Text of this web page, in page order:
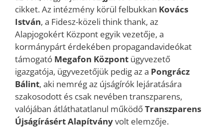
cikket. Az intézmény körül felbukkan Kovács
István, a Fidesz-közeli think thank, az
Alapjogokért Központ egyik vezetője, a
kormánypárt érdekében propagandavideókat
támogató Megafon Központ ügyvezető
igazgatója, ügyvezetőjük pedig az a Pongrácz
Bálint, aki nemrég az újságírók lejáratására
szakosodott és csak nevében transzparens,
valójában átláthatatlanul működőTranszparens
Újságírásért Alapítványvolt elemzője.